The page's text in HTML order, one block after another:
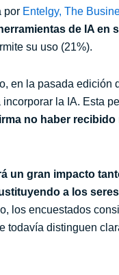
por Entelgy, The
de IA en
su uso (21%).
en la pasada edición
la IA. Esta
no haber
un gran impacto
a los
los encuestados
todavía distinguen